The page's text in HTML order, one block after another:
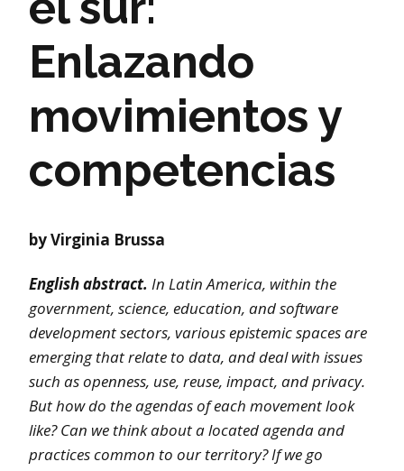
Enlazando
movimientos y
competencias
by Virginia Brussa
English abstract. In Latin America, within the
government, science, education, and software
development sectors, various epistemic spaces are
emerging that relate to data, and deal with issues
such as openness, use, reuse, impact, and privacy.
But how do the agendas of each movement look
like? Can we think about a located agenda and
practices common to our territory? If we go